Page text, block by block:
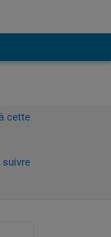
cette
suivre